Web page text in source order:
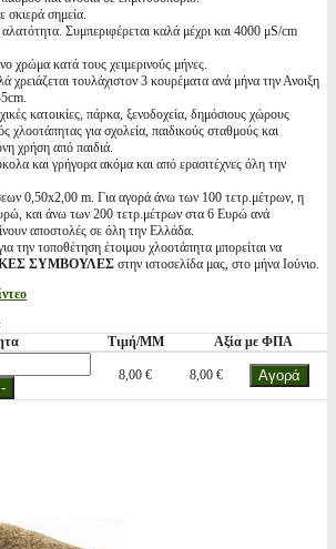
σκιερά σημεία.
Συμπεριφέρεται καλά μέχρι και 4000 μS/cm
χρώμα κατά τους χειμερινούς μήνες.
χρειάζεται τουλάχιστον 3 κουρέματα ανά μήνα την Ανοιξη
κατοικίες, πάρκα, ξενοδοχεία, δημόσιους χώρους
χλοοτάπητας για σχολεία, παιδικούς σταθμούς και
χρήση από παιδιά.
και γρήγορα ακόμα και από ερασιτέχνες όλη την
0,50x2,00 m. Για αγορά άνω των 100 τετρ.μέτρων, η
και άνω των 200 τετρ.μέτρων στα 6 Ευρώ ανά
αποστολές σε όλη την Ελλάδα.
την τοποθέτηση έτοιμου χλοοτάπητα μπορείται να
ΣΥΜΒΟΥΛΕΣ στην ιστοσελίδα μας, στο μήνα Ιούνιο.
Τιμή/ΜΜ Αξία με ΦΠΑ
8,00 € 8,00 €